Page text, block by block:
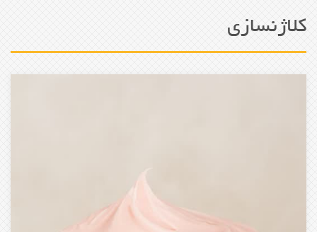
کلاژنسازی